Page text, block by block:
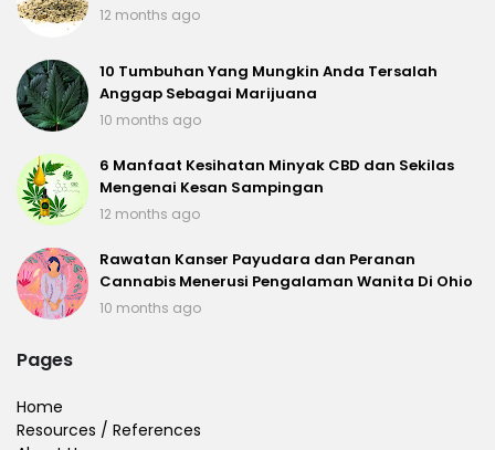
12 months ago
10 Tumbuhan Yang Mungkin Anda Tersalah
Anggap Sebagai Marijuana
10 months ago
6 Manfaat Kesihatan Minyak CBD dan Sekilas
Mengenai Kesan Sampingan
12 months ago
Rawatan Kanser Payudara dan Peranan
Cannabis Menerusi Pengalaman Wanita Di Ohio
10 months ago
Pages
Home
Resources / References